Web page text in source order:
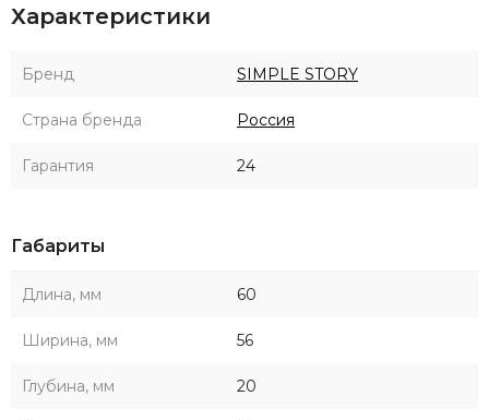
Характеристики
Бренд SIMPLE STORY
Страна бренда Россия
Гарантия 24
Габариты
Длина, мм 60
Ширина, мм 56
Глубина, мм 20